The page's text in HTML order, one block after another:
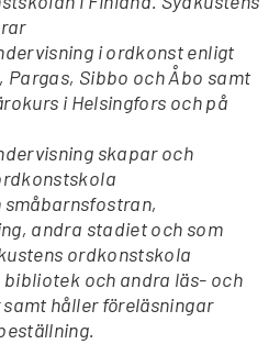
i ordkonst enligt
Pargas, Sibbo och Åbo samt
i Helsingfors och på
skapar och
andra stadiet och som
ordkonstskola
och andra läs- och
håller föreläsningar